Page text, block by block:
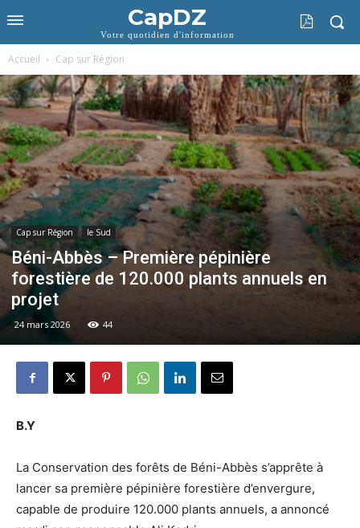
CapDZ
Votre quotidien d'information
Accueil Cap sur Région
Cap sur Région le Sud
Béni-Abbès – Première pépinière
forestière de 120.000 plants annuels en
projet
24 mars 2026 44
B.Y
La Conservation des forêts de Béni-Abbès s’apprête à
lancer sa première pépinière forestière d’envergure,
capable de produire 120.000 plants annuels, a annoncé